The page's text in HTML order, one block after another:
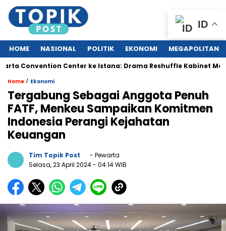
HOME NASIONAL POLITIK EKONOMI MEGAPOLITAN
Center ke Istana: Drama Reshuffle Kabinet Merah
Home / Ekonomi
Tergabung Sebagai Anggota Penuh
FATF, Menkeu Sampaikan Komitmen
Indonesia Perangi Kejahatan
Keuangan
Tim Topik Post
- Pewarta
Selasa, 23 April 2024- 04:14 WIB
ID